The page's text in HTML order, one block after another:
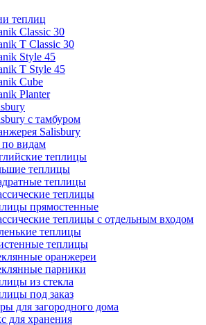
теплиц
Classic 30
T Classic 30
Style 45
Т Style 45
Cube
Planter
с тамбуром
Salisbury
видам
теплицы
теплицы
теплицы
теплицы
прямостенные
теплицы с отдельным входом
теплицы
теплицы
оранжереи
парники
из стекла
под заказ
для загородного дома
для хранения